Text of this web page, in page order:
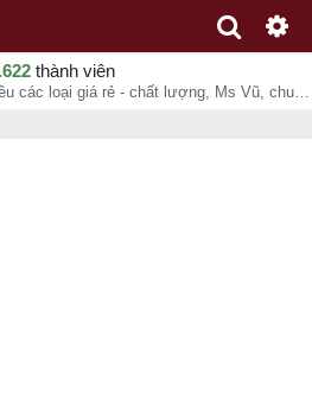
thành viên
Giá: liên hệ, Cho thuê lều các loại giá rẻ - chất lượng, Ms Vũ, chuyên mục Dịch vụ khác tại Vũng Tàu - Bà Rịa-Vũng Tàu - 08-08-2026 12:15:16